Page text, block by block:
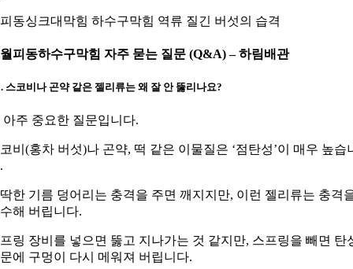
동싱크대막힘 하수구막힘 역류 질긴 버섯의 습격
피동하수구막힘 자주 묻는 질문 (Q&A) – 하림배관
스코비나 곤약 같은 젤리류는 왜 잘 안 뚫리나요?
아주 중요한 질문입니다.
비(홍차 버섯)나 곤약, 떡 같은 이물질은 ‘점탄성’이 매우 높습
한 기름 덩어리는 충격을 주면 깨지지만, 이런 젤리류는 충격
해 버립니다.
링 장비를 넣으면 뚫고 지나가는 것 같지만, 스프링을 빼면 탄
에 구멍이 다시 메워져 버립니다.